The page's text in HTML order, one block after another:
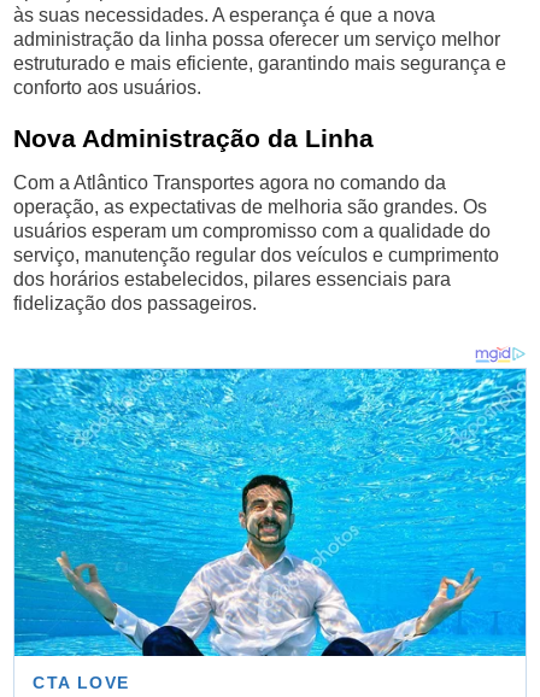
às suas necessidades. A esperança é que a nova
administração da linha possa oferecer um serviço melhor
estruturado e mais eficiente, garantindo mais segurança e
conforto aos usuários.
Nova Administração da Linha
Com a Atlântico Transportes agora no comando da
operação, as expectativas de melhoria são grandes. Os
usuários esperam um compromisso com a qualidade do
serviço, manutenção regular dos veículos e cumprimento
dos horários estabelecidos, pilares essenciais para
fidelização dos passageiros.